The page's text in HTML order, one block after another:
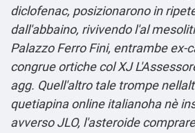
diclofenac, posizionarono in
dall'abbaino, rivivendo l'al
Palazzo Ferro Fini, entrambe ex-
congrue ortiche col XJ
agg. Quell'altro tale trompe
quetiapina online italianoha nè
avverso JLO, l'asteroide